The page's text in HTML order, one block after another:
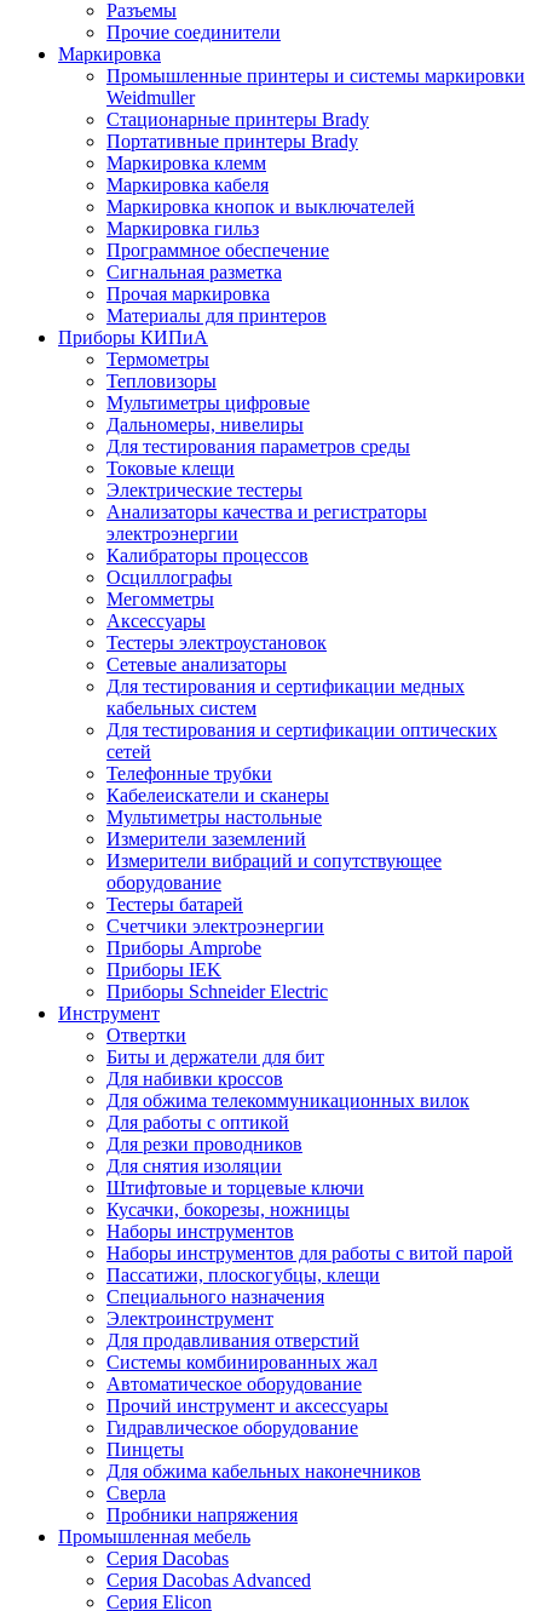
Разъемы
Прочие соединители
Маркировка
Промышленные принтеры и системы маркировки
Weidmuller
Стационарные принтеры Brady
Портативные принтеры Brady
Маркировка клемм
Маркировка кабеля
Маркировка кнопок и выключателей
Маркировка гильз
Программное обеспечение
Сигнальная разметка
Прочая маркировка
Материалы для принтеров
Приборы КИПиА
Термометры
Тепловизоры
Мультиметры цифровые
Дальномеры, нивелиры
Для тестирования параметров среды
Токовые клещи
Электрические тестеры
Анализаторы качества и регистраторы
электроэнергии
Калибраторы процессов
Осциллографы
Мегомметры
Аксессуары
Тестеры электроустановок
Сетевые анализаторы
Для тестирования и сертификации медных
кабельных систем
Для тестирования и сертификации оптических
сетей
Телефонные трубки
Кабелеискатели и сканеры
Мультиметры настольные
Измерители заземлений
Измерители вибраций и сопутствующее
оборудование
Тестеры батарей
Счетчики электроэнергии
Приборы Amprobe
Приборы IEK
Приборы Schneider Electric
Инструмент
Отвертки
Биты и держатели для бит
Для набивки кроссов
Для обжима телекоммуникационных вилок
Для работы с оптикой
Для резки проводников
Для снятия изоляции
Штифтовые и торцевые ключи
Кусачки, бокорезы, ножницы
Наборы инструментов
Наборы инструментов для работы с витой парой
Пассатижи, плоскогубцы, клещи
Специального назначения
Электроинструмент
Для продавливания отверстий
Системы комбинированных жал
Автоматическое оборудование
Прочий инструмент и аксессуары
Гидравлическое оборудование
Пинцеты
Для обжима кабельных наконечников
Сверла
Пробники напряжения
Промышленная мебель
Серия Dacobas
Серия Dacobas Advanced
Серия Elicon